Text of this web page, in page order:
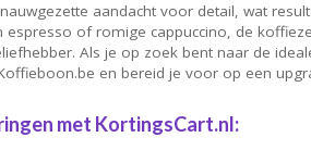
aandacht voor detail, wat
of romige cappuccino, de
Als je op zoek bent naar de
en bereid je voor op een
met KortingsCart.nl: